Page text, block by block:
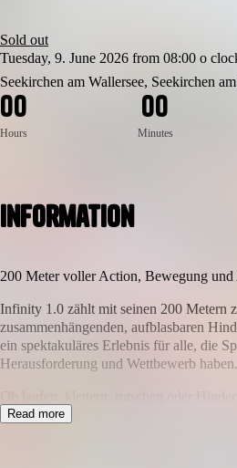
Sold out
Tuesday, 9. June 2026 from 08:00 o
Seekirchen am Wallersee, Seekirchen
00
Hours
00
Minutes
Information
200 Meter voller Action, Bewegung und
Infinity 1.0 zählt mit seinen 200 Metern
zusammenhängenden, aufblasbaren
ein spektakuläres Erlebnis für alle, die
Herausforderung und Wettbewerb haben.
ist durchgehend Action garantiert. Der
Read more